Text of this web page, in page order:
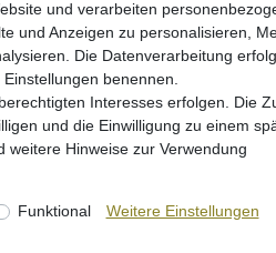
Wunschliste
und verarbeiten
und Anzeigen zu personalisieren,
Die Datenverarbeitung
benennen.
Interesses erfolgen. Die
und die Einwilligung zu einem
weitere Hinweise zur Verwendung
Funktional Weitere Einstellungen